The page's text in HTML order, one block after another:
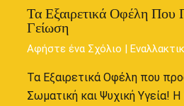
Τα Εξαιρετικά Οφέλη Που
Γείωση
Αφήστε ένα Σχόλιο |
Τα Εξαιρετικά Οφέλη που
Σωματική και Ψυχική Υγεία!